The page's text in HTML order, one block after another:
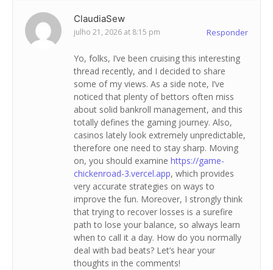
ClaudiaSew
julho 21, 2026 at 8:15 pm Responder
Yo, folks, I’ve been cruising this interesting
thread recently, and I decided to share
some of my views. As a side note, I’ve
noticed that plenty of bettors often miss
about solid bankroll management, and this
totally defines the gaming journey. Also,
casinos lately look extremely unpredictable,
therefore one need to stay sharp. Moving
on, you should examine https://game-
chickenroad-3.vercel.app, which provides
very accurate strategies on ways to
improve the fun. Moreover, I strongly think
that trying to recover losses is a surefire
path to lose your balance, so always learn
when to call it a day. How do you normally
deal with bad beats? Let’s hear your
thoughts in the comments!